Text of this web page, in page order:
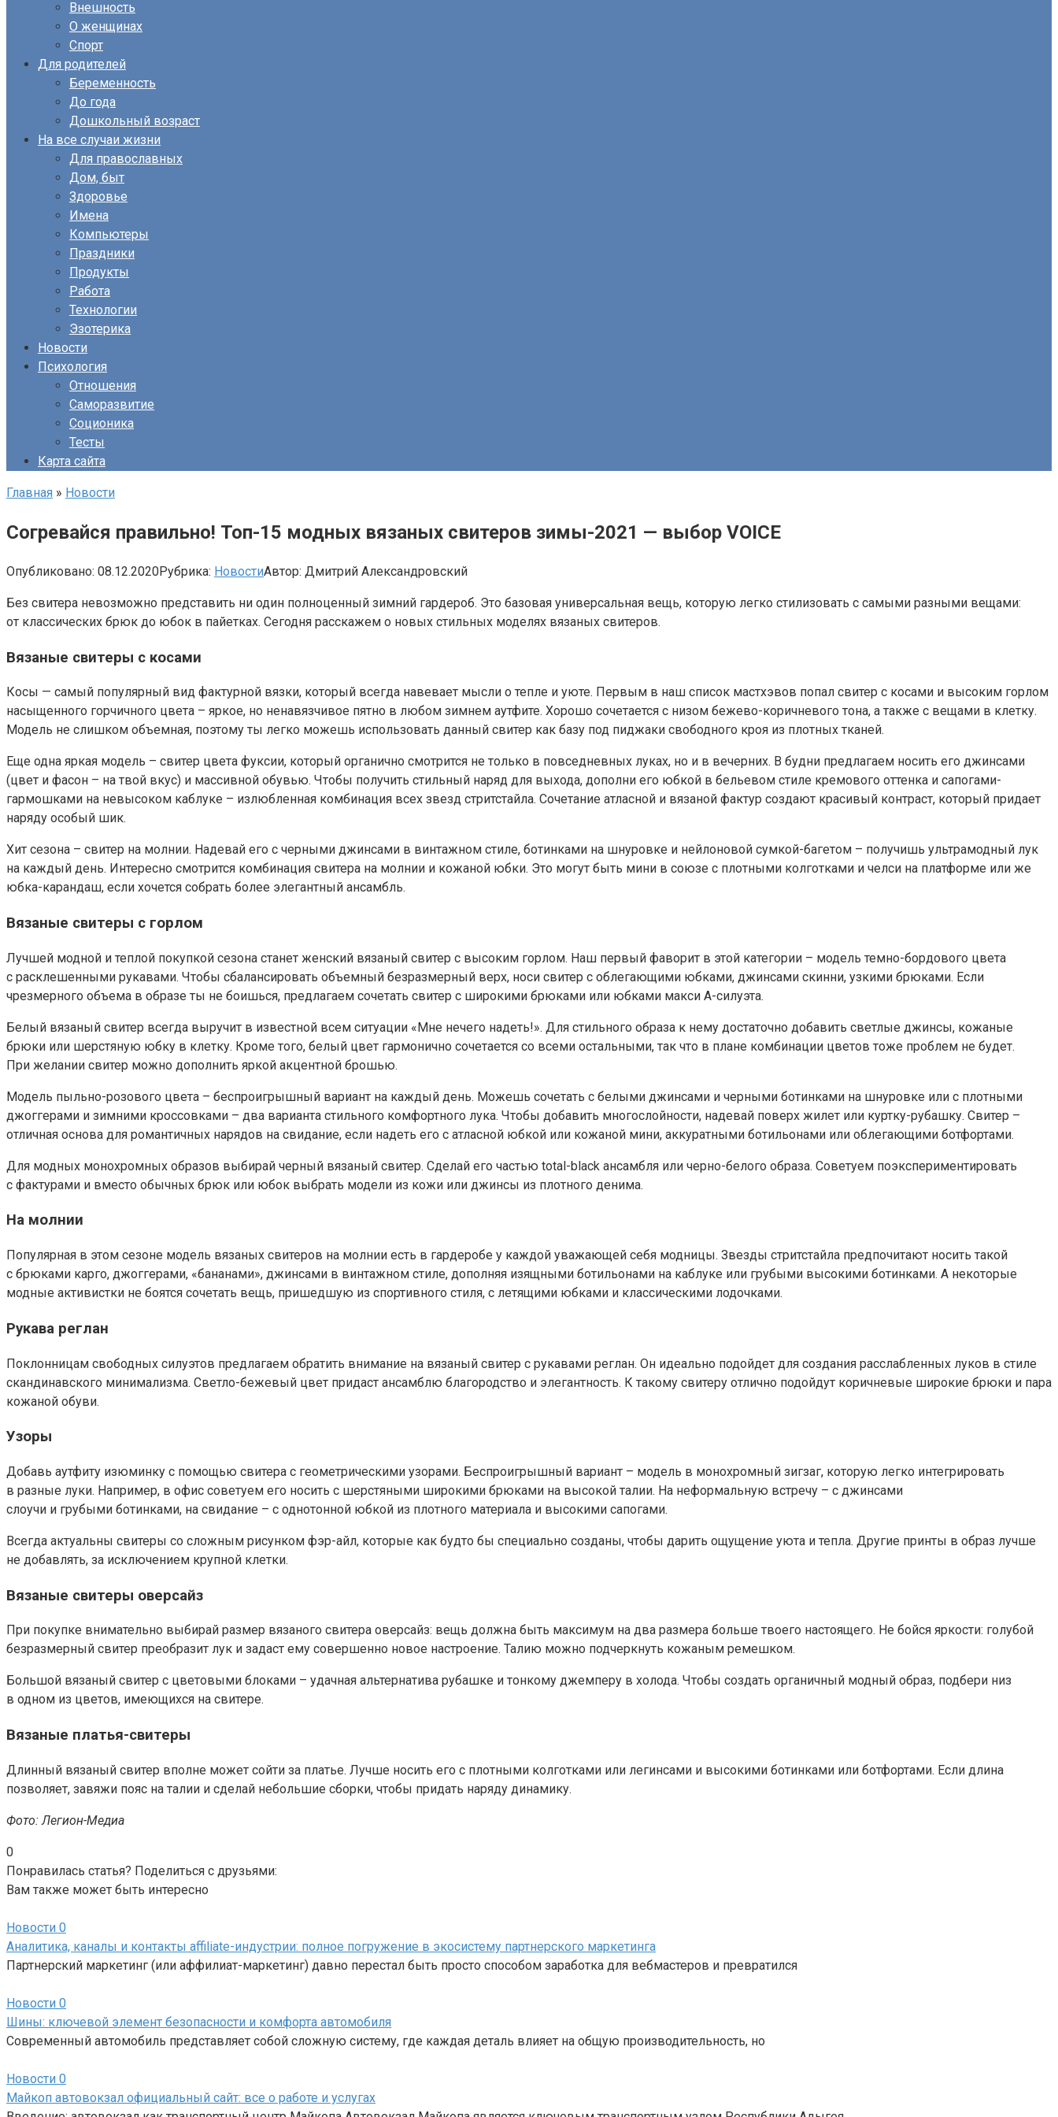
Внешность
О женщинах
Спорт
Для родителей
Беременность
До года
Дошкольный возраст
На все случаи жизни
Для православных
Дом, быт
Здоровье
Имена
Компьютеры
Праздники
Продукты
Работа
Технологии
Эзотерика
Новости
Психология
Отношения
Саморазвитие
Соционика
Тесты
Карта сайта
Главная » Новости
Согревайся правильно! Топ-15 модных вязаных свитеров зимы-2021 — выбор VOICE
Опубликовано: 08.12.2020Рубрика: НовостиАвтор: Дмитрий Александровский
Без свитера невозможно представить ни один полноценный зимний гардероб. Это базовая универсальная вещь, которую легко стилизовать с самыми разными вещами:
от классических брюк до юбок в пайетках. Сегодня расскажем о новых стильных моделях вязаных свитеров.
Вязаные свитеры с косами
Косы — самый популярный вид фактурной вязки, который всегда навевает мысли о тепле и уюте. Первым в наш список мастхэвов попал свитер с косами и высоким горлом
насыщенного горчичного цвета – яркое, но ненавязчивое пятно в любом зимнем аутфите. Хорошо сочетается с низом бежево-коричневого тона, а также с вещами в клетку.
Модель не слишком объемная, поэтому ты легко можешь использовать данный свитер как базу под пиджаки свободного кроя из плотных тканей.
Еще одна яркая модель – свитер цвета фуксии, который органично смотрится не только в повседневных луках, но и в вечерних. В будни предлагаем носить его джинсами
(цвет и фасон – на твой вкус) и массивной обувью. Чтобы получить стильный наряд для выхода, дополни его юбкой в бельевом стиле кремового оттенка и сапогами-
гармошками на невысоком каблуке – излюбленная комбинация всех звезд стритстайла. Сочетание атласной и вязаной фактур создают красивый контраст, который придает
наряду особый шик.
Хит сезона – свитер на молнии. Надевай его с черными джинсами в винтажном стиле, ботинками на шнуровке и нейлоновой сумкой-багетом – получишь ультрамодный лук
на каждый день. Интересно смотрится комбинация свитера на молнии и кожаной юбки. Это могут быть мини в союзе с плотными колготками и челси на платформе или же
юбка-карандаш, если хочется собрать более элегантный ансамбль.
Вязаные свитеры с горлом
Лучшей модной и теплой покупкой сезона станет женский вязаный свитер с высоким горлом. Наш первый фаворит в этой категории – модель темно-бордового цвета
с расклешенными рукавами. Чтобы сбалансировать объемный безразмерный верх, носи свитер с облегающими юбками, джинсами скинни, узкими брюками. Если
чрезмерного объема в образе ты не боишься, предлагаем сочетать свитер с широкими брюками или юбками макси А-силуэта.
Белый вязаный свитер всегда выручит в известной всем ситуации «Мне нечего надеть!». Для стильного образа к нему достаточно добавить светлые джинсы, кожаные
брюки или шерстяную юбку в клетку. Кроме того, белый цвет гармонично сочетается со всеми остальными, так что в плане комбинации цветов тоже проблем не будет.
При желании свитер можно дополнить яркой акцентной брошью.
Модель пыльно-розового цвета – беспроигрышный вариант на каждый день. Можешь сочетать с белыми джинсами и черными ботинками на шнуровке или с плотными
джоггерами и зимними кроссовками – два варианта стильного комфортного лука. Чтобы добавить многослойности, надевай поверх жилет или куртку-рубашку. Свитер –
отличная основа для романтичных нарядов на свидание, если надеть его с атласной юбкой или кожаной мини, аккуратными ботильонами или облегающими ботфортами.
Для модных монохромных образов выбирай черный вязаный свитер. Сделай его частью total-black ансамбля или черно-белого образа. Советуем поэкспериментировать
с фактурами и вместо обычных брюк или юбок выбрать модели из кожи или джинсы из плотного денима.
На молнии
Популярная в этом сезоне модель вязаных свитеров на молнии есть в гардеробе у каждой уважающей себя модницы. Звезды стритстайла предпочитают носить такой
с брюками карго, джоггерами, «бананами», джинсами в винтажном стиле, дополняя изящными ботильонами на каблуке или грубыми высокими ботинками. А некоторые
модные активистки не боятся сочетать вещь, пришедшую из спортивного стиля, с летящими юбками и классическими лодочками.
Рукава реглан
Поклонницам свободных силуэтов предлагаем обратить внимание на вязаный свитер с рукавами реглан. Он идеально подойдет для создания расслабленных луков в стиле
скандинавского минимализма. Светло-бежевый цвет придаст ансамблю благородство и элегантность. К такому свитеру отлично подойдут коричневые широкие брюки и пара
кожаной обуви.
Узоры
Добавь аутфиту изюминку с помощью свитера с геометрическими узорами. Беспроигрышный вариант – модель в монохромный зигзаг, которую легко интегрировать
в разные луки. Например, в офис советуем его носить с шерстяными широкими брюками на высокой талии. На неформальную встречу – с джинсами
слоучи и грубыми ботинками, на свидание – с однотонной юбкой из плотного материала и высокими сапогами.
Всегда актуальны свитеры со сложным рисунком фэр-айл, которые как будто бы специально созданы, чтобы дарить ощущение уюта и тепла. Другие принты в образ лучше
не добавлять, за исключением крупной клетки.
Вязаные свитеры оверсайз
При покупке внимательно выбирай размер вязаного свитера оверсайз: вещь должна быть максимум на два размера больше твоего настоящего. Не бойся яркости: голубой
безразмерный свитер преобразит лук и задаст ему совершенно новое настроение. Талию можно подчеркнуть кожаным ремешком.
Большой вязаный свитер с цветовыми блоками – удачная альтернатива рубашке и тонкому джемперу в холода. Чтобы создать органичный модный образ, подбери низ
в одном из цветов, имеющихся на свитере.
Вязаные платья-свитеры
Длинный вязаный свитер вполне может сойти за платье. Лучше носить его с плотными колготками или легинсами и высокими ботинками или ботфортами. Если длина
позволяет, завяжи пояс на талии и сделай небольшие сборки, чтобы придать наряду динамику.
Фото: Легион-Медиа
0
Понравилась статья? Поделиться с друзьями:
Вам также может быть интересно
Новости 0
Аналитика, каналы и контакты affiliate-индустрии: полное погружение в экосистему партнерского маркетинга
Партнерский маркетинг (или аффилиат-маркетинг) давно перестал быть просто способом заработка для вебмастеров и превратился
Новости 0
Шины: ключевой элемент безопасности и комфорта автомобиля
Современный автомобиль представляет собой сложную систему, где каждая деталь влияет на общую производительность, но
Новости 0
Майкоп автовокзал официальный сайт: все о работе и услугах